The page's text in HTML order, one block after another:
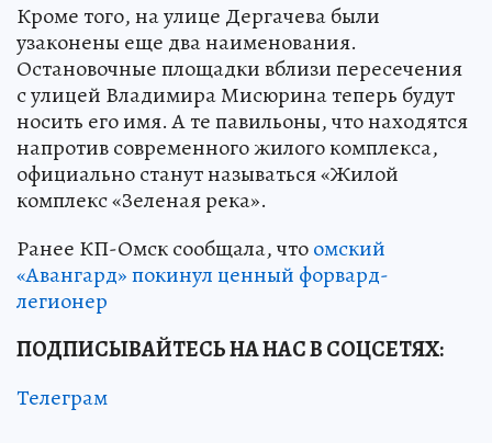
Кроме того, на улице Дергачева были
узаконены еще два наименования.
Остановочные площадки вблизи пересечения
с улицей Владимира Мисюрина теперь будут
носить его имя. А те павильоны, что находятся
напротив современного жилого комплекса,
официально станут называться «Жилой
комплекс «Зеленая река».
Ранее КП-Омск сообщала, чтоомский
«Авангард» покинул ценный форвард-
легионер
ПОДПИСЫВАЙТЕСЬ НА НАС В СОЦСЕТЯХ:
Телеграм